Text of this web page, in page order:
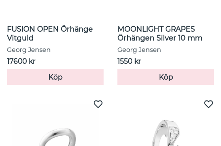
FUSION OPEN Örhänge
Vitguld
Georg Jensen
17600 kr
Köp
MOONLIGHT GRAPES
Örhängen Silver 10 mm
Georg Jensen
1550 kr
Köp